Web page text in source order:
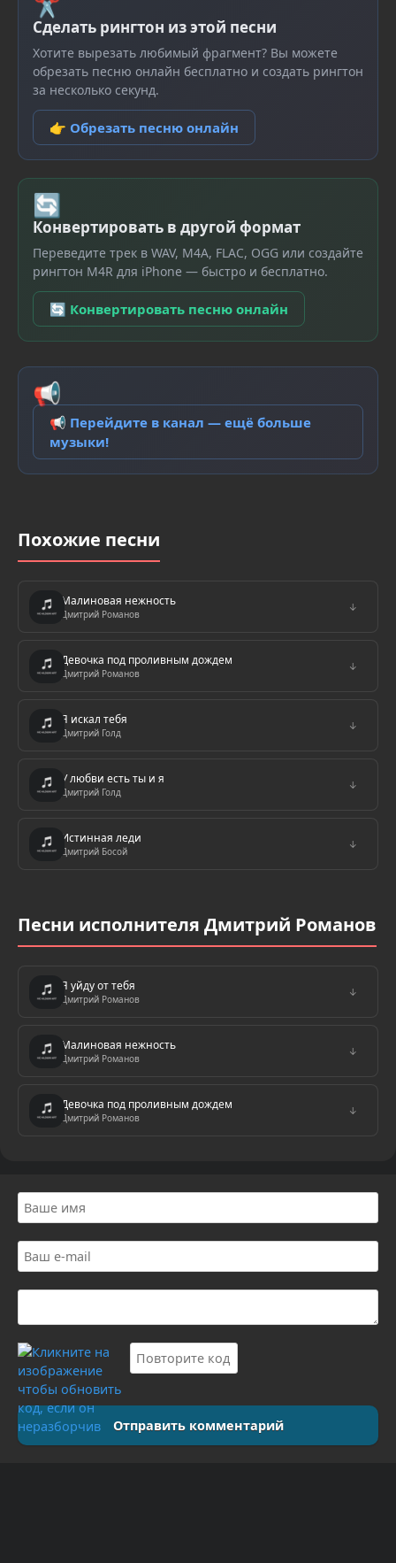
Сделать рингтон из этой песни
Хотите вырезать любимый фрагмент? Вы можете
обрезать песню онлайн бесплатно и создать рингтон
за несколько секунд.
👉 Обрезать песню онлайн
🔄
Конвертировать в другой формат
Переведите трек в WAV, M4A, FLAC, OGG или создайте
рингтон M4R для iPhone — быстро и бесплатно.
🔄 Конвертировать песню онлайн
📢
📢 Перейдите в канал — ещё больше
музыки!
Похожие песни
Малиновая нежность
Дмитрий Романов
↓
Девочка под проливным дождем
Дмитрий Романов
↓
Я искал тебя
Дмитрий Голд
↓
У любви есть ты и я
Дмитрий Голд
↓
Истинная леди
Дмитрий Босой
↓
Песни исполнителя Дмитрий Романов
Я уйду от тебя
Дмитрий Романов
↓
Малиновая нежность
Дмитрий Романов
↓
Девочка под проливным дождем
Дмитрий Романов
↓
Отправить комментарий